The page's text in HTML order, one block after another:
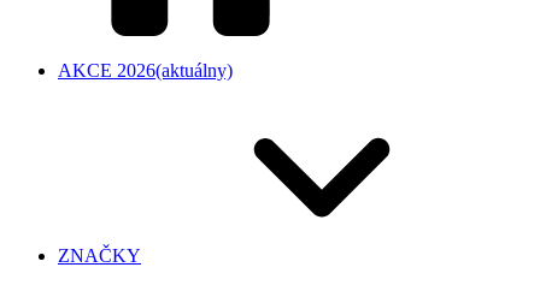
AKCE 2026(aktuálny)
ZNAČKY